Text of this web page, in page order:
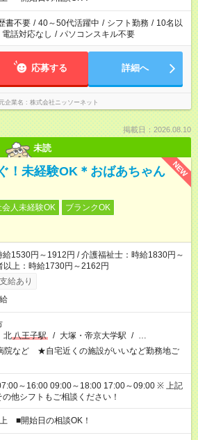
書不要 / 40～50代活躍中 / シフト勤務 / 10名以
電話対応なし / パソコンスキル不要
応募する 詳細へ
企業名 株式会社ニッソーネット
掲載日：2026.08.10
未読
NEW
！未経験OK＊おばあちゃん
会人未経験OK
ブランクOK
給1530円～1912円 / 介護福祉士：時給1830円～
以上：時給1730円～2162円
給あり
北八王子駅 / 大塚・帝京大学駅 / …
院など ★自宅近くの施設がいいなど勤務地ご
～16:00 09:00～18:00 17:00～09:00 ※ 上記
他シフトもご相談ください！
■開始日の相談OK！